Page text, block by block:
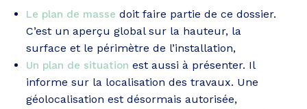
Le plan de masse doit faire partie de ce dossier.
C’est un aperçu global sur la hauteur, la
surface et le périmètre de l’installation,
Un plan de situation est aussi à présenter. Il
informe sur la localisation des travaux. Une
géolocalisation est désormais autorisée,